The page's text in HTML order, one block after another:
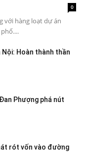
0
với hàng loạt dự án
Nội: Hoàn thành thần
Phượng phá nút
rót vốn vào đường